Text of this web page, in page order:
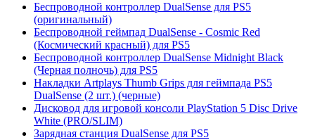
Беспроводной контроллер DualSense для PS5
(оригинальный)
Беспроводной геймпад DualSense - Cosmic Red
(Космический красный) для PS5
Беспроводной контроллер DualSense Midnight Black
(Черная полночь) для PS5
Накладки Artplays Thumb Grips для геймпада PS5
DualSense (2 шт.) (черные)
Дисковод для игровой консоли PlayStation 5 Disc Drive
White (PRO/SLIM)
Зарядная станция DualSense для PS5